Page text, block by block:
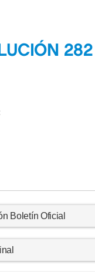
Boletín Oficial